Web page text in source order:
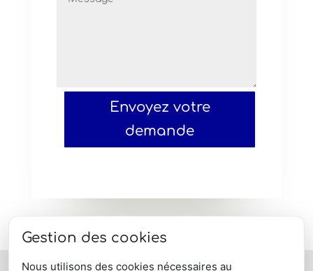
Envoyez votre
demande
Gestion des cookies
Nous utilisons des cookies nécessaires au